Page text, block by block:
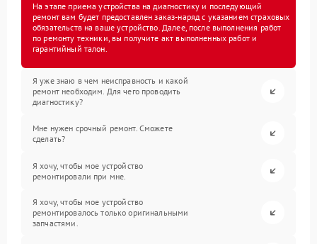
На этапе приема устройства на диагностику и последующий
ремонт вам будет предоставлен заказ-наряд с указанием страховых
обязательств на ваше устройство. Далее, после выполнения работ
по ремонту техники, вы получите акт выполненных работ и
гарантийный талон.
Я уже знаю в чем неисправность и какой
ремонт необходим. Для чего проводить
диагностику?
Мне нужен срочный ремонт. Сможете
сделать?
Я хочу, чтобы мое устройство
ремонтировали при мне.
Я хочу, чтобы мое устройство
ремонтировалось только оригинальными
запчастями.